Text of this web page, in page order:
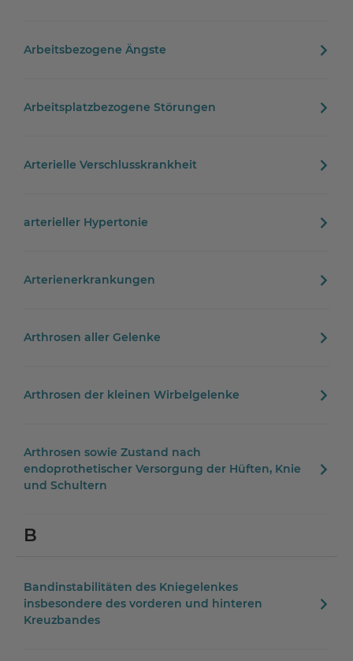
Arbeitsbezogene Ängste
Arbeitsplatzbezogene Störungen
Arterielle Verschlusskrankheit
arterieller Hypertonie
Arterienerkrankungen
Arthrosen aller Gelenke
Arthrosen der kleinen Wirbelgelenke
Arthrosen sowie Zustand nach
endoprothetischer Versorgung der Hüften, Knie
und Schultern
B
Bandinstabilitäten des Kniegelenkes
insbesondere des vorderen und hinteren
Kreuzbandes